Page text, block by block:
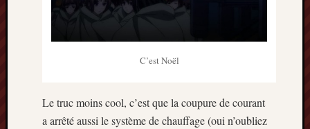
C’est Noël
Le truc moins cool, c’est que la coupure de courant
a arrêté aussi le système de chauffage (oui n’oubliez